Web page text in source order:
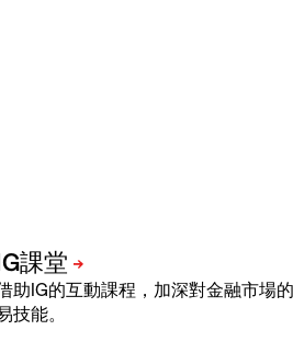
助IG的互動課程，加深對金融市場
技能。